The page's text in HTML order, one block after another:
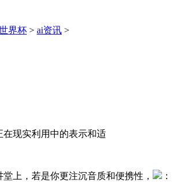
界杯 > ai资讯 >
在现实利用中的表示和适
，若是你更注沉音质和便携性，
：